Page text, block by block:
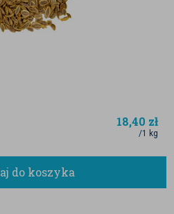
18,40 zł
/1 kg
do koszyka